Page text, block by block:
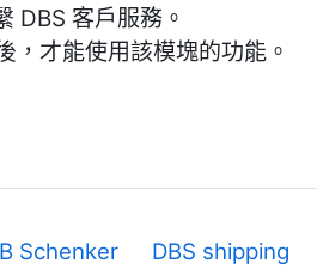
DBS 客戶服務。
，才能使用該模塊的功能。
Schenker DBS shipping